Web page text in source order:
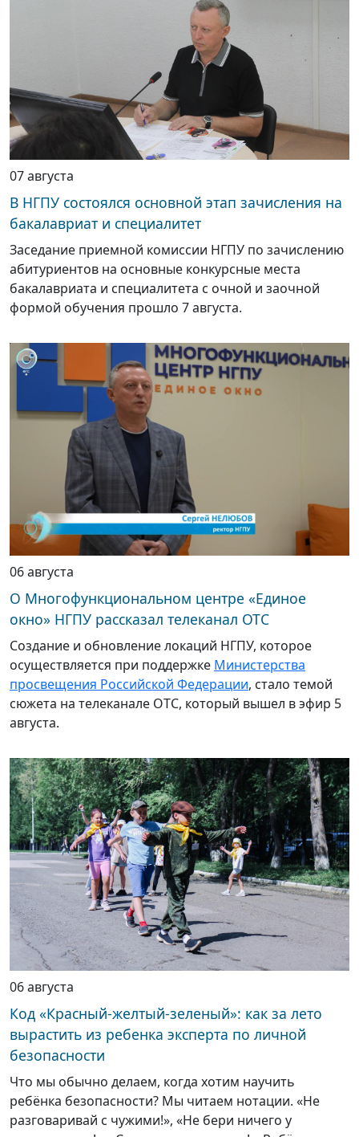
07 августа
В НГПУ состоялся основной этап зачисления на
бакалавриат и специалитет
Заседание приемной комиссии НГПУ по зачислению
абитуриентов на основные конкурсные места
бакалавриата и специалитета с очной и заочной
формой обучения прошло 7 августа.
06 августа
О Многофункциональном центре «Единое
окно» НГПУ рассказал телеканал ОТС
Создание и обновление локаций НГПУ, которое
осуществляется при поддержке Министерства
просвещения Российской Федерации, стало темой
сюжета на телеканале ОТС, который вышел в эфир 5
августа.
06 августа
Код «Красный-желтый-зеленый»: как за лето
вырастить из ребенка эксперта по личной
безопасности
Что мы обычно делаем, когда хотим научить
ребёнка безопасности? Мы читаем нотации. «Не
разговаривай с чужими!», «Не бери ничего у